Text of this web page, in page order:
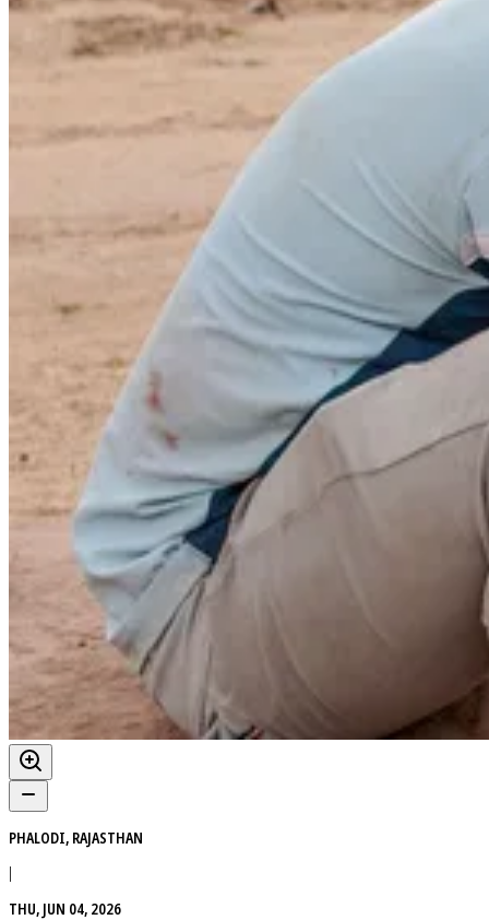
PHALODI, RAJASTHAN
|
THU, JUN 04, 2026